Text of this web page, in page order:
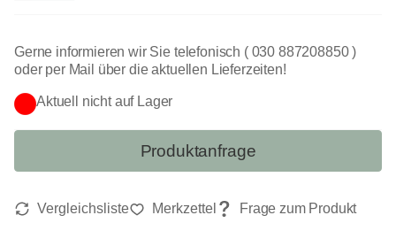
Aktuell nicht auf Lager
Gerne informieren wir Sie telefonisch ( 030 887208850 )
oder per Mail über die aktuellen Lieferzeiten!
Produktanfrage